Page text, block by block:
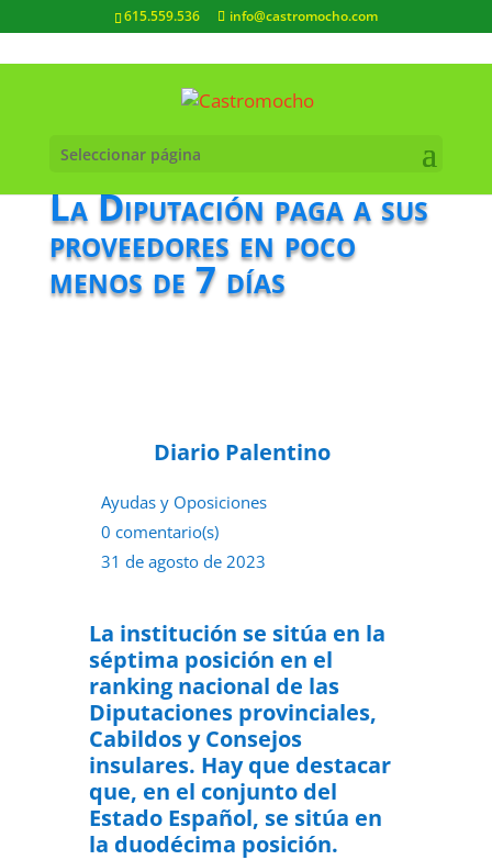
615.559.536 info@castromocho.com
Seleccionar página
La Diputación paga a sus
proveedores en poco
menos de 7 días
Diario Palentino
Ayudas y Oposiciones
0 comentario(s)
31 de agosto de 2023
La institución se sitúa en la
séptima posición en el
ranking nacional de las
Diputaciones provinciales,
Cabildos y Consejos
insulares. Hay que destacar
que, en el conjunto del
Estado Español, se sitúa en
la duodécima posición.